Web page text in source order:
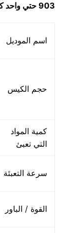
903 حتي واحد كيلو ماركة مهندس مـنسي
اسم الموديل
حجم الكيس
كمية المواد
التي تعبئ
سرعة التعبئة
القوة / الباور